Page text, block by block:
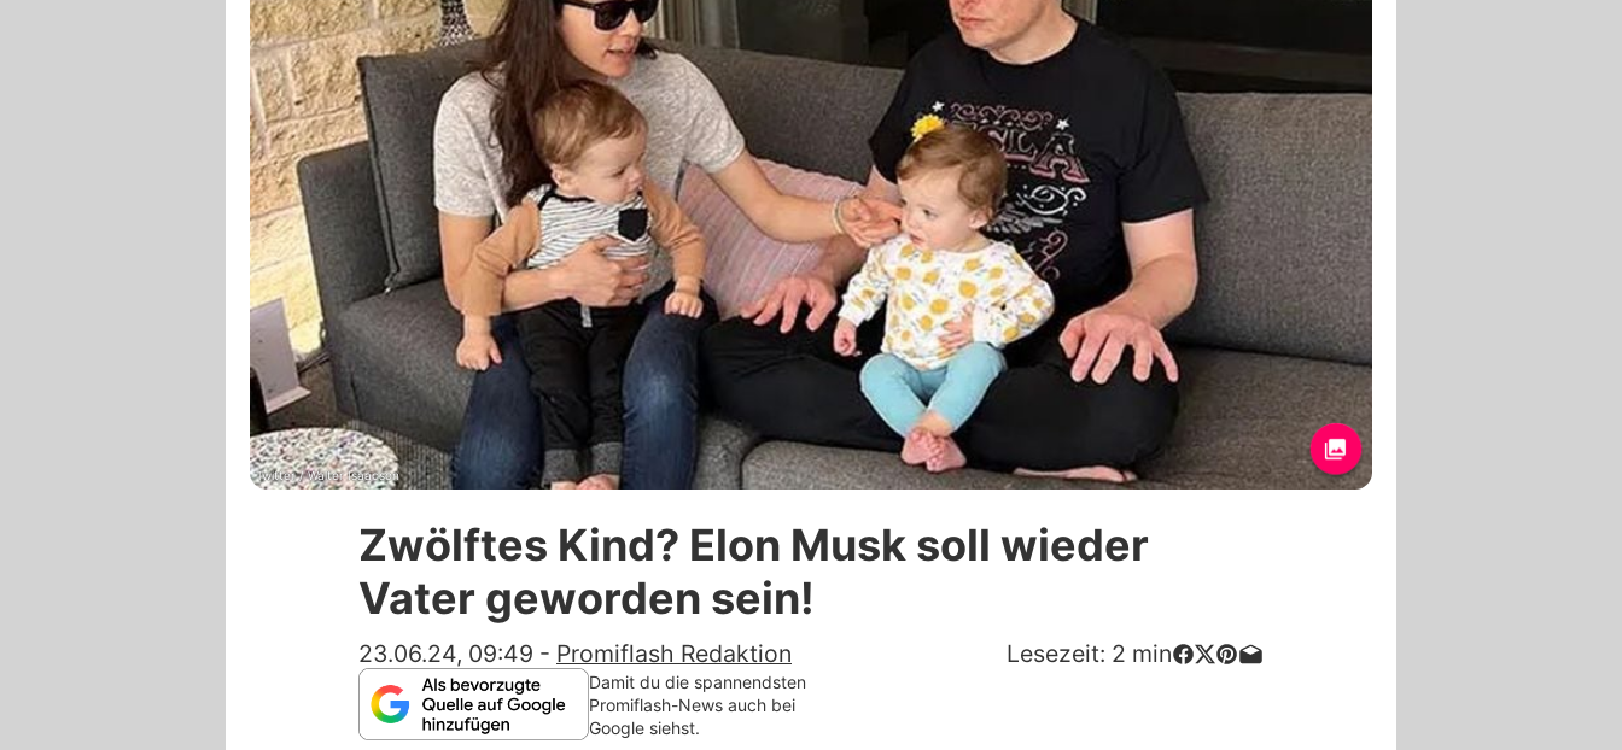
Familie & Liebe
Promiflash Exklusiv
Alle Themen auf Promiflash
Jobs
App runterladen
Team
Redaktionelle Richtlinien
Impressum
Datenschutzerklärung
Nutzungsbedingungen
Utiq verwalten
Twitter / Walter Isaacson
Zwölftes Kind? Elon Musk soll wieder
Vater geworden sein!
23.06.24, 09:49 - Promiflash Redaktion Lesezeit: 2 min
Damit du die spannendsten
Promiflash-News auch bei
Google siehst.